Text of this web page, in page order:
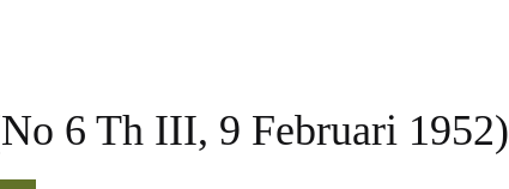
6 Th III, 9 Februari 1952)